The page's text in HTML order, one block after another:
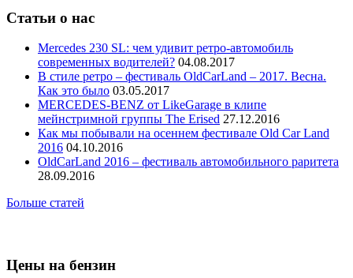
Статьи о нас
Mercedes 230 SL: чем удивит ретро-автомобиль
современных водителей? 04.08.2017
В стиле ретро – фестиваль OldCarLand – 2017. Весна.
Как это было 03.05.2017
MERCEDES-BENZ от LikeGarage в клипе
мейнстримной группы The Erised 27.12.2016
Как мы побывали на осеннем фестивале Old Car Land
2016 04.10.2016
OldCarLand 2016 – фестиваль автомобильного раритета
28.09.2016
Больше статей
Цены на бензин